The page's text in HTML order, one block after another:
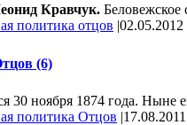
Кравчук. Беловежское
политика отцов |02.05.2012
(6)
30 ноября 1874 года. Ныне
политика Отцов |17.08.2011